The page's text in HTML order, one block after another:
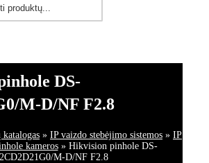
DS-
M-D/NF F2.8
» IP vaizdo stebėjimo sistemos » IP
kameros» Hikvision pinhole DS-
2CD2D21G0/M-D/NF F2.8